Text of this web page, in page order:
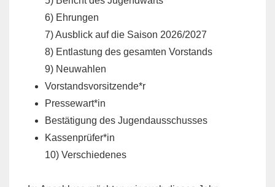
6) Ehrungen
7) Ausblick auf die Saison 2026/2027
8) Entlastung des gesamten Vorstands
9) Neuwahlen
Vorstandsvorsitzende*r
Pressewart*in
Bestätigung des Jugendausschusses
Kassenprüfer*in
10) Verschiedenes